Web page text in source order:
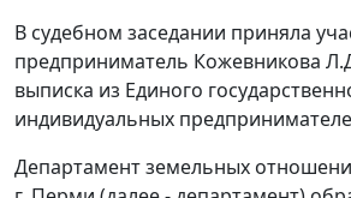
В судебном заседании приняла
предприниматель Кожевникова
выписка из Единого
индивидуальных
Департамент земельных